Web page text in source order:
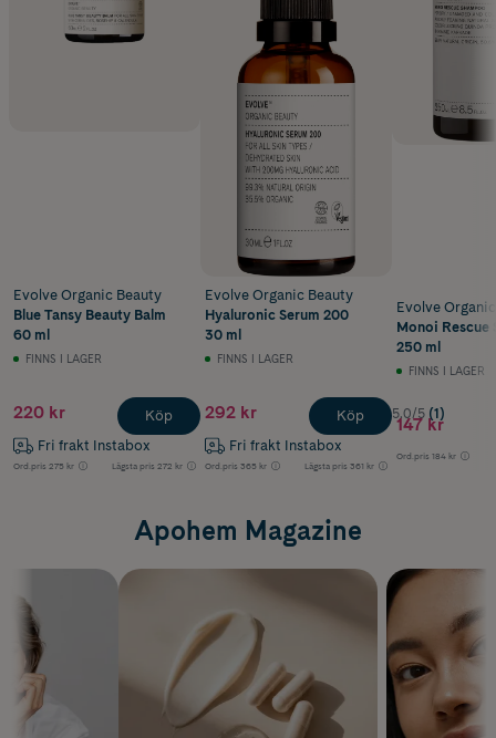
Evolve Organic Beauty
Blue Tansy Beauty Balm
60 ml
FINNS I LAGER
220 kr
Fri frakt Instabox
Ord.pris 275 kr Lägsta pris 272 kr
Köp
Evolve Organic Beauty
Hyaluronic Serum 200
30 ml
FINNS I LAGER
292 kr
Fri frakt Instabox
Ord.pris 365 kr Lägsta pris 361 kr
Köp
Evolve
Monoi Rescue
250 ml
FINNS I LAGER
5.0/5 (1)
147 kr
Ord.pris 184 kr
Apohem Magazine